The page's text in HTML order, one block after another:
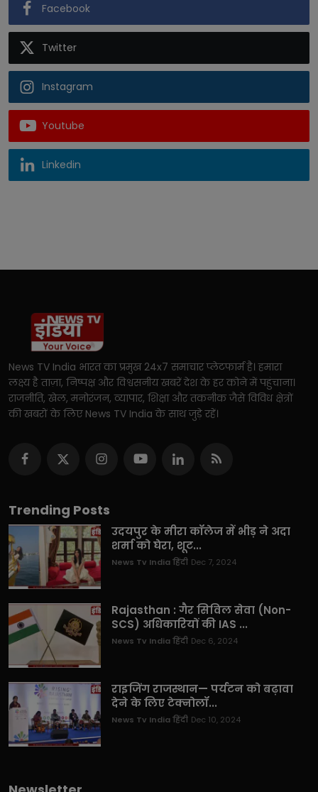
Facebook
Twitter
Instagram
Youtube
Linkedin
News TV India भारत का प्रमुख 24x7 समाचार प्लेटफार्म है। हमारा
लक्ष्य है ताज़ा, निष्पक्ष और विश्वसनीय खबरें देश के हर कोने में पहुंचाना।
राजनीति, खेल, मनोरंजन, व्यापार, शिक्षा और तकनीक जैसे विविध क्षेत्रों
की खबरों के लिए News TV India के साथ जुड़े रहें।
Trending Posts
उदयपुर के मीरा कॉलेज में भीड़ ने अदा
शर्मा को घेरा, शूट...
News Tv India हिंदी Dec 7, 2024
Rajasthan : गैर सिविल सेवा (Non-
SCS) अधिकारियों की IAS ...
News Tv India हिंदी Dec 6, 2024
राइजिंग राजस्थान— पर्यटन को बढ़ावा
देने के लिए टेक्नोलॉ...
News Tv India हिंदी Dec 10, 2024